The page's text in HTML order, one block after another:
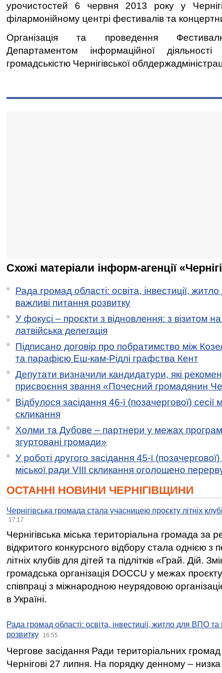
урочистостей 6 червня 2013 року у
філармонійному центрі фестивалiв та
Організація та проведення
Департаментом інформаційної
громадськістю Чернігівської
Схожі матеріали інформ-агенції
Рада громад області: освіта, інвестиції,
важливі питання розвитку
У фокусі – проєкти з відновлення: з візитом
латвійська делегація
Підписано договір про побратимство між
та парафією Еш-кам-Рідлі графства Кент
Депутати визначили кандидатури, які
присвоєння звання «Почесний громадянин
Відбулося засідання 46-ї (позачергової) сесії
скликання
Холми та Дубове – партнери у межах
згуртовані громади»
У роботі другого засідання 45-ї (позачергової)
міської ради VIII скликання оголошено
ОСТАННІ НОВИНИ ЧЕРНІГІВЩИНИ
Чернігівська громада стала учасницею проєкту літніх
17:17
Чернігівська міська територіальна громада за
відкритого конкурсного відбору стала однією
літніх клубів для дітей та підлітків «Грай. Дій.
громадська організація DOCCU у межах
співпраці з міжнародною неурядовою
в Україні.
Рада громад області: освіта, інвестиції, житло для ВПО
розвитку
16:55
Чергове засідання Ради територіальних громад
Чернігові 27 липня. На порядку денному –